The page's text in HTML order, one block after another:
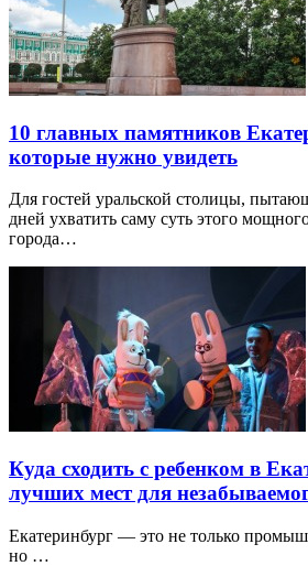
10 главных памятников
которые нужно увидеть
Для гостей уральской столицы,
дней ухватить саму суть этого
города…
Куда сходить с ребенком в
лучших мест для
Екатеринбург — это не только
но …